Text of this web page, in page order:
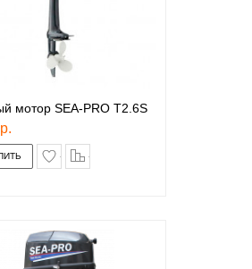
мотор SEA-PRO T2.6S
в закладки